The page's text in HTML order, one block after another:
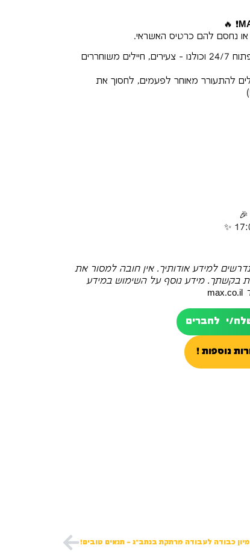
🔥
או נחסם להם כרטיס האשראי.
המשמרות שלנו סופר גמישות, המוקד פתוח 24/7 וכולנו - צעירים, חיילים משוחררים
להתעורר מאוחר לפעמים, לחסוך את
🎉
למידע אודותיך. אין חובה למסור את
בקשתך. מידע נוסף על השימוש במידע
י לחברים
נוספות !
כבודה לעבודה מרתקת בנתב"ג – תנאים טובים!